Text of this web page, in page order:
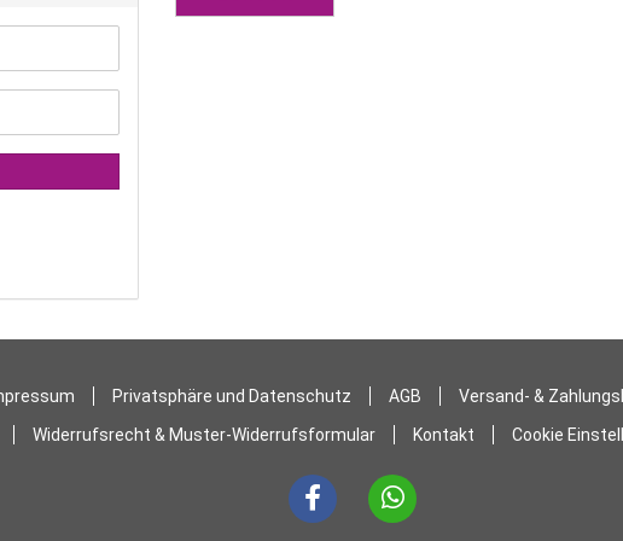
Privatsphäre und Datenschutz AGB
Versand- &
Widerrufsrecht & Muster-Widerrufsformular
Kontakt Cookie